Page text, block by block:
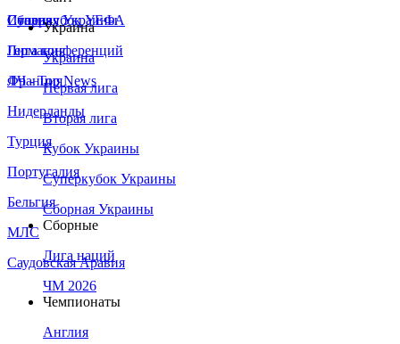
Сборная Украины
Италия
Германия
Франция
Нидерланды
Турция
Португалия
Бельгия
МЛС
Саудовская Аравия
Суперкубок УЕФА
Лига конференций
ЛЧ - Top News
Украина
Украина
Первая лига
Вторая лига
Кубок Украины
Суперкубок Украины
Сборная Украины
Сборные
Лига наций
ЧМ 2026
Чемпионаты
Англия